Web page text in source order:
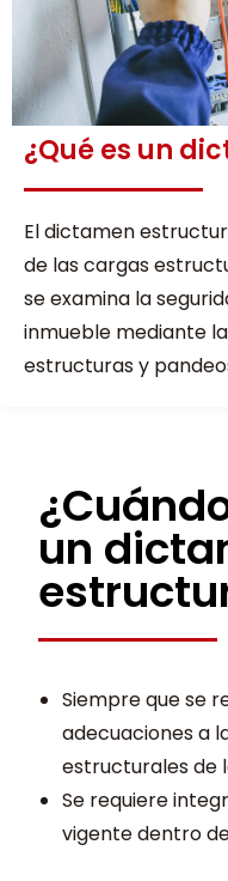
¿Qué es un
El dictamen
de las cargas
se examina la
inmueble mediante
estructuras y
un
Siempre que se
adecuaciones a
estructurales de
Se requiere
vigente dentro